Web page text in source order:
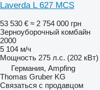
Laverda L 627 MCS
53 530 € ≈ 2 754 000 грн
Зерноуборочный комбайн
2000
5 104 м/ч
Мощность 275 л.с. (202 кВт)
Германия, Ampfing
Thomas Gruber KG
Связаться с продавцом